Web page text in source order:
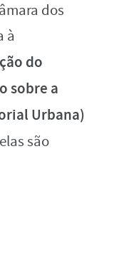
dos
à
do
sobre a
Urbana)
são